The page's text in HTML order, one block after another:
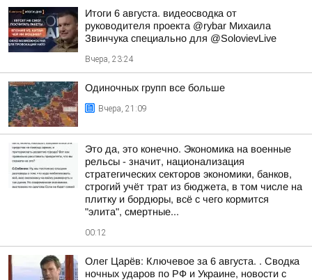
Итоги 6 августа. видеосводка от
руководителя проекта @rybar Михаила
Звинчука специально для @SolovievLive
Вчера, 23:24
Одиночных групп все больше
Вчера, 21:09
Это да, это конечно. Экономика на военные
рельсы - значит, национализация
стратегических секторов экономики, банков,
строгий учёт трат из бюджета, в том числе на
плитку и бордюры, всё с чего кормится
"элита", смертные...
00:12
Олег Царёв: Ключевое за 6 августа. . Сводка
ночных ударов по РФ и Украине, новости с